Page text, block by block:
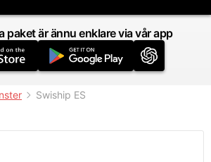
paket är ännu enklare via vår app
Swiship ES